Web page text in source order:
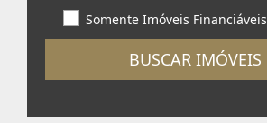
Somente Imóveis Financiáveis
BUSCAR IMÓVEIS